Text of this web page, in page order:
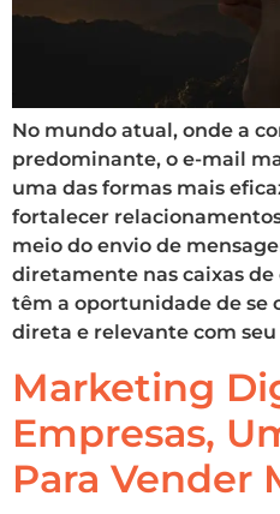
No mundo atual, onde a
predominante, o e-mail
uma das formas mais
fortalecer
meio do envio de
diretamente nas caixas de
têm a oportunidade de se
direta e relevante com
Marketing
Empresas,
Para Vender